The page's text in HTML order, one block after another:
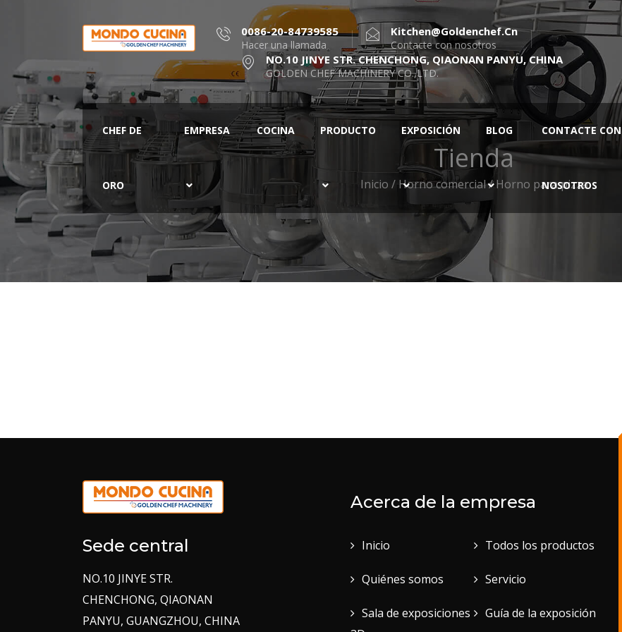
0086-20-84739585
Hacer una llamada
Kitchen@goldenchef.cn
Contacte con nosotros
NO.10 JINYE STR. CHENCHONG, QIAONAN PANYU, CHINA
GOLDEN CHEF MACHINERY CO.,LTD.
CHEF DE
ORO
EMPRESA COCINA PRODUCTO EXPOSICIÓN BLOG CONTACTE CON
NOSOTROS
Tienda
Inicio / Horno comercial/ Horno para pizza
Sede central
NO.10 JINYE STR.
CHENCHONG, QIAONAN
PANYU, GUANGZHOU, CHINA
Acerca de la empresa
Inicio Todos los productos
Quiénes somos Servicio
Sala de exposiciones
Guía de la exposición